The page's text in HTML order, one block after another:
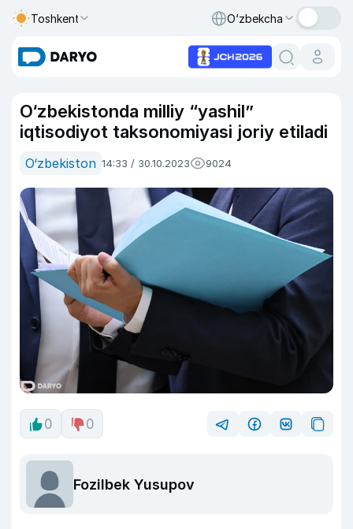
Toshkent O‘zbekcha
O‘zbekistonda milliy “yashil”
iqtisodiyot taksonomiyasi joriy etiladi
O‘zbekiston 14:33 / 30.10.2023 9024
0 0
Fozilbek Yusupov